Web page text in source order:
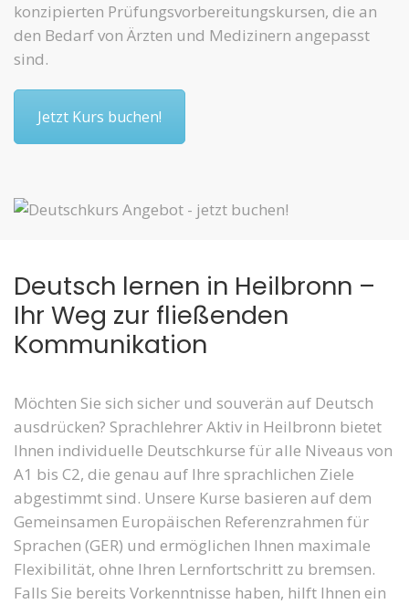
konzipierten Prüfungsvorbereitungskursen, die an
den Bedarf von Ärzten und Medizinern angepasst
sind.
Jetzt Kurs buchen!
Deutsch lernen in Heilbronn –
Ihr Weg zur fließenden
Kommunikation
Möchten Sie sich sicher und souverän auf Deutsch
ausdrücken? Sprachlehrer Aktiv in Heilbronn bietet
Ihnen individuelle Deutschkurse für alle Niveaus von
A1 bis C2, die genau auf Ihre sprachlichen Ziele
abgestimmt sind. Unsere Kurse basieren auf dem
Gemeinsamen Europäischen Referenzrahmen für
Sprachen (GER) und ermöglichen Ihnen maximale
Flexibilität, ohne Ihren Lernfortschritt zu bremsen.
Falls Sie bereits Vorkenntnisse haben, hilft Ihnen ein